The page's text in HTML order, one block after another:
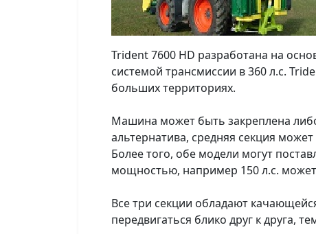
Trident 7600 HD разработана на
системой трансмиссии в 360 л.с.
больших территориях.
Машина может быть закреплена
альтернатива, средняя секция
Более того, обе модели могут
мощностью, например 150 л.с.
Все три секции обладают
передвигаться блико друг к друга,